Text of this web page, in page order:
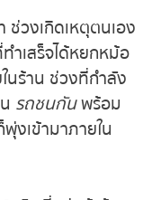
วงเกิดเหตุ
ากที่ทำเสร็จได้
มาภายในร้าน
สียงเหมือนรถ
ว่ารถยนต์ก็พุ่ง
นที